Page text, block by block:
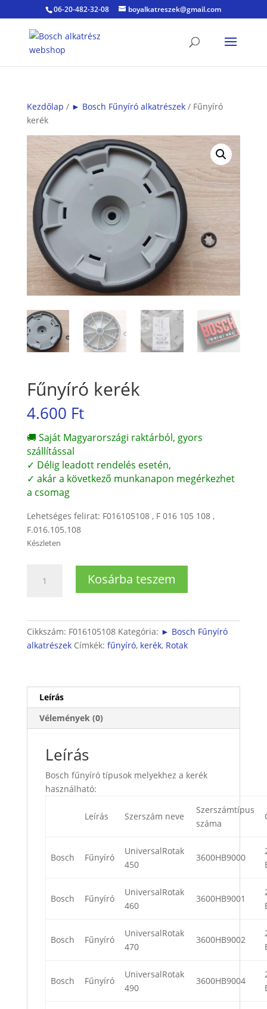
06-20-482-32-08 boyalkatreszek@gmail.com
Kezdőlap / ► Bosch Fűnyíró alkatrészek/ Fűnyíró
kerék
Fűnyíró kerék
4.600 Ft
🚚 Saját Magyarországi raktárból, gyors
szállítással
✓ Délig leadott rendelés esetén,
✓ akár a következő munkanapon megérkezhet
a csomag
Lehetséges felirat: F016105108 , F 016 105 108 ,
F.016.105.108
Készleten
kerék
Kosárba teszem
Cikkszám: F016105108 Kategória: ► Bosch Fűnyíró
alkatrészek Címkék: fűnyíró, kerék, Rotak
Leírás
Vélemények (0)
Leírás
Bosch fűnyíró típusok melyekhez a kerék
használható:
Leírás Szerszám neve
Szerszámtípus
száma
Bosch Fűnyíró
UniversalRotak
450
3600HB9000
Bosch Fűnyíró
UniversalRotak
460
3600HB9001
Bosch Fűnyíró
UniversalRotak
470
3600HB9002
Bosch Fűnyíró
UniversalRotak
490
3600HB9004